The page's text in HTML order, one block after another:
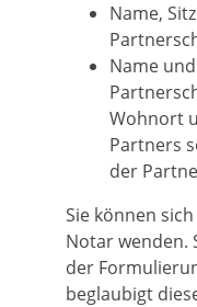
Name,
Name
Wohnort
Partners
der
Sie können
Notar wenden.
der
beglaubigt